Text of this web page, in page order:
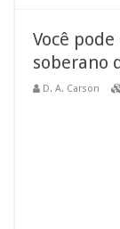
Você
soberano
D. A. Carson